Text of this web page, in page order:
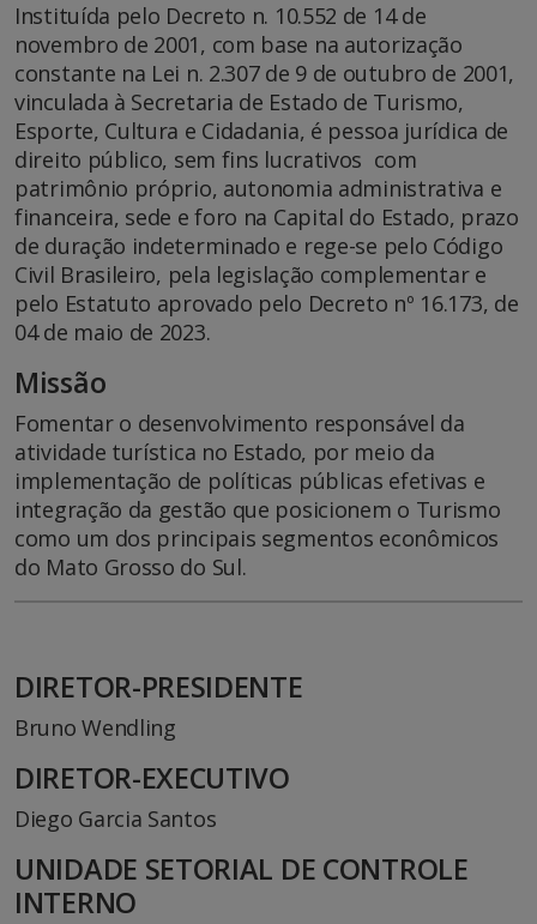
Instituída pelo Decreto n. 10.552 de 14 de
novembro de 2001, com base na autorização
constante na Lei n. 2.307 de 9 de outubro de 2001,
vinculada à Secretaria de Estado de Turismo,
Esporte, Cultura e Cidadania, é pessoa jurídica de
direito público, sem fins lucrativos com
patrimônio próprio, autonomia administrativa e
financeira, sede e foro na Capital do Estado, prazo
de duração indeterminado e rege-se pelo Código
Civil Brasileiro, pela legislação complementar e
pelo Estatuto aprovado pelo Decreto nº 16.173, de
04 de maio de 2023.
Missão
Fomentar o desenvolvimento responsável da
atividade turística no Estado, por meio da
implementação de políticas públicas efetivas e
integração da gestão que posicionem o Turismo
como um dos principais segmentos econômicos
do Mato Grosso do Sul.
DIRETOR-PRESIDENTE
Bruno Wendling
DIRETOR-EXECUTIVO
Diego Garcia Santos
UNIDADE SETORIAL DE CONTROLE
INTERNO